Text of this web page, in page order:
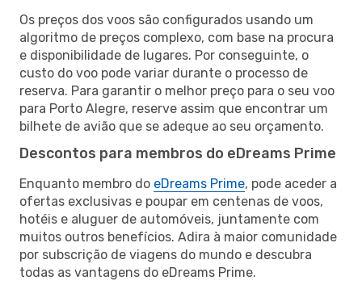
Os preços dos voos são configurados usando um
algoritmo de preços complexo, com base na procura
e disponibilidade de lugares. Por conseguinte, o
custo do voo pode variar durante o processo de
reserva. Para garantir o melhor preço para o seu voo
para Porto Alegre, reserve assim que encontrar um
bilhete de avião que se adeque ao seu orçamento.
Descontos para membros do eDreams Prime
Enquanto membro do eDreams Prime, pode aceder a
ofertas exclusivas e poupar em centenas de voos,
hotéis e aluguer de automóveis, juntamente com
muitos outros benefícios. Adira à maior comunidade
por subscrição de viagens do mundo e descubra
todas as vantagens do eDreams Prime.